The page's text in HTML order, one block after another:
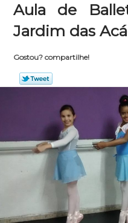
Aula de
Jardim das
Gostou? compartilhe!